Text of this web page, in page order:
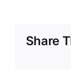
Share